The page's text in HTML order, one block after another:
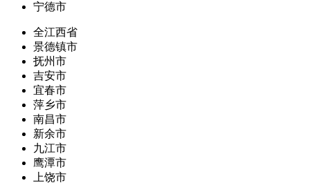
宁德市
全江西省
景德镇市
抚州市
吉安市
宜春市
萍乡市
南昌市
新余市
九江市
鹰潭市
上饶市